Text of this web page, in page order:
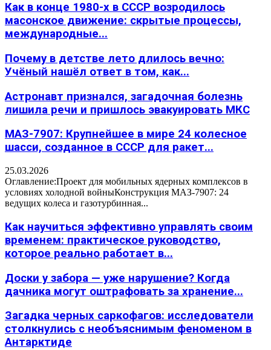
Как в конце 1980-х в СССР возродилось
масонское движение: скрытые процессы,
международные...
Почему в детстве лето длилось вечно:
Учёный нашёл ответ в том, как...
Астронавт признался, загадочная болезнь
лишила речи и пришлось эвакуировать МКС
МАЗ-7907: Крупнейшее в мире 24 колесное
шасси, созданное в СССР для ракет...
25.03.2026
Оглавление:Проект для мобильных ядерных комплексов в
условиях холодной войныКонструкция МАЗ-7907: 24
ведущих колеса и газотурбинная...
Как научиться эффективно управлять своим
временем: практическое руководство,
которое реально работает в...
Доски у забора — уже нарушение? Когда
дачника могут оштрафовать за хранение...
Загадка черных саркофагов: исследователи
столкнулись с необъяснимым феноменом в
Антарктиде